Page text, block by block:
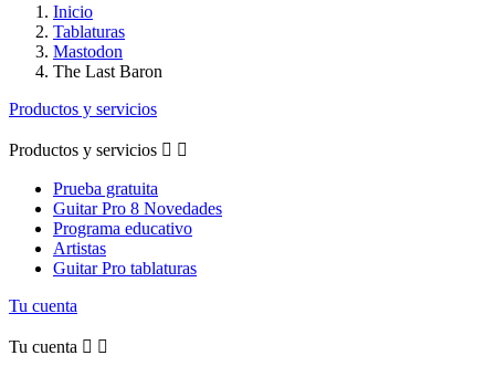
Inicio
Tablaturas
Mastodon
The Last Baron
Productos y servicios
Productos y servicios  
Prueba gratuita
Guitar Pro 8 Novedades
Programa educativo
Artistas
Guitar Pro tablaturas
Tu cuenta
Tu cuenta  